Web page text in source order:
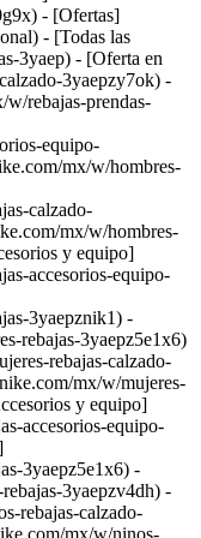
- [Ofertas]
- [Todas las
3yaep) - [Oferta en
3yaepzy7ok) -
rebajas-prendas-
equipo-
mx/w/hombres-
calzado-
mx/w/hombres-
y equipo]
accesorios-equipo-
3yaepznik1) -
rebajas-3yaepz5e1x6)
rebajas-calzado-
mx/w/mujeres-
y equipo]
accesorios-equipo-
3yaepz5e1x6) -
3yaepzv4dh) -
rebajas-calzado-
mx/w/ninos-